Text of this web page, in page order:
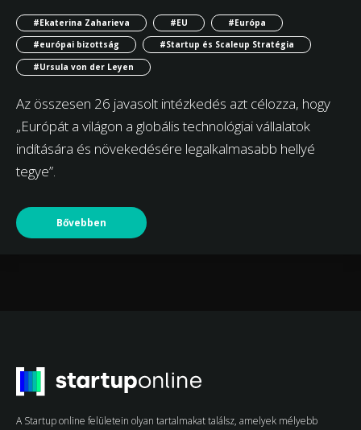
#Ekaterina Zaharieva #EU
#Európa
#európai bizottság
#Startup és Scaleup Stratégia
#Ursula von der Leyen
Az összesen 26 javasolt intézkedés azt célozza, hogy
„Európát a világon a globális technológiai vállalatok
indítására és növekedésére legalkalmasabb hellyé
tegye”.
Bővebben
A Startup online felületein olyan tartalmakat találsz, amelyek mélyebb